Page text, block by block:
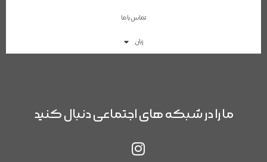
تماس با ما
زبان
ما را در شبکه های اجتماعی دنبال کنید